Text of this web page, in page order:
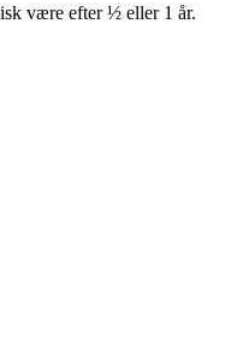
være efter ½ eller 1 år.